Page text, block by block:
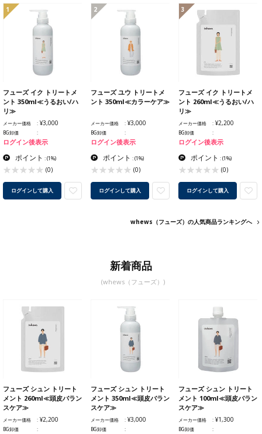
1
フューズ イク トリートメ
ント 350ml≪うるおい/ハ
リ≫
メーカー価格 ¥3,000
BG卸価
ログイン後表示
ポイント :(1%)
(0)
ログインして購入
2
フューズ ユウ トリートメ
ント 350ml≪カラーケア≫
メーカー価格 ¥3,000
BG卸価
ログイン後表示
ポイント :(1%)
(0)
ログインして購入
3
フューズ イク トリートメ
ント 260ml≪うるおい/ハ
リ≫
メーカー価格 ¥2,200
BG卸価
ログイン後表示
ポイント :(1%)
(0)
ログインして購入
whews（フューズ）の人気商品ランキングへ
新着商品
(whews（フューズ）)
フューズ シュン トリート
メント 260ml≪頭皮バラン
スケア≫
メーカー価格 ¥2,200
BG卸価
フューズ シュン トリート
メント 350ml≪頭皮バラン
スケア≫
メーカー価格 ¥3,000
BG卸価
フューズ シュン トリート
メント 100ml≪頭皮バラン
スケア≫
メーカー価格 ¥1,300
BG卸価